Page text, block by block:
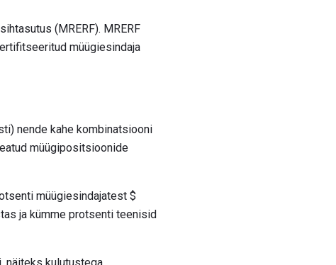
(MRERF). MRERF
müügiesindaja
nende kahe kombinatsiooni
müügipositsioonide
müügiesindajatest $
ja kümme protsenti teenisid
näiteks kulutustega